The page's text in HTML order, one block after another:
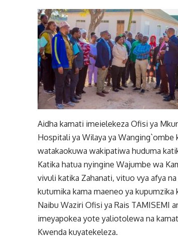
Aidha kamati imeielekeza Ofisi ya
Hospitali ya Wilaya ya
watakaokuwa wakipatiwa huduma
Katika hatua nyingine Wajumbe wa
vivuli katika Zahanati, vituo vya afya
kutumika kama maeneo ya
Naibu Waziri Ofisi ya Rais TAMISEMI
imeyapokea yote yaliotolewa na
Kwenda kuyatekeleza.